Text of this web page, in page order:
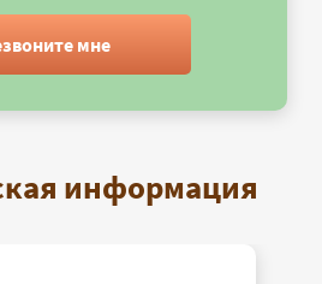
мне
информация